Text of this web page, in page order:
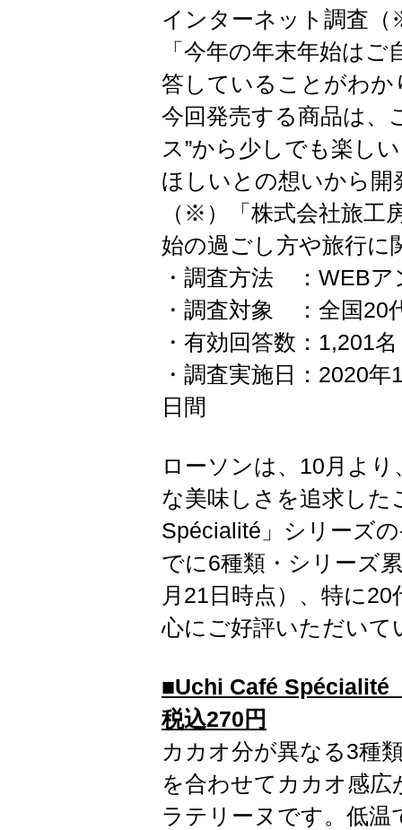
インターネット調査
「今年の年末年始は
答していることがわか
今回発売する商品は、
ス”から少しでも楽し
ほしいとの想いから開
（※）「株式会社旅工
始の過ごし方や旅行に
・調査方法 ：WEBア
・調査対象 ：全国
・有効回答数：
・調査実施日：2020
日間
ローソンは、10月よ
な美味しさを追求した
Spécialité」シリーズ
でに6種類・シリーズ
月21日時点）、特に
心にご好評いただいて
■Uchi Café
税込270円
カカオ分が異なる3種
を合わせてカカオ感
ラテリーヌです。低